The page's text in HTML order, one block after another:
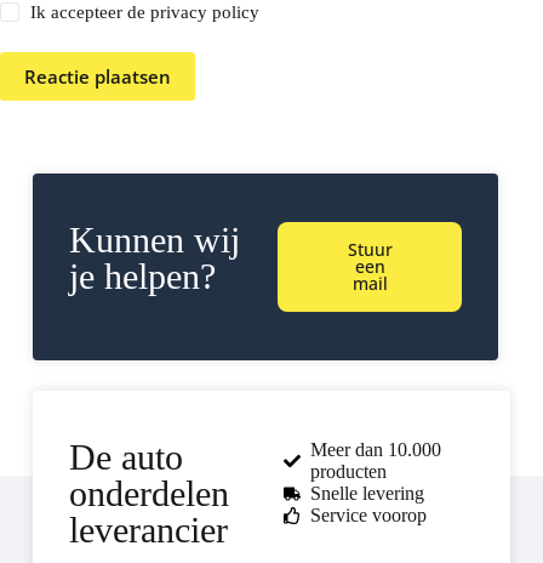
Ik accepteer de privacy policy
Reactie plaatsen
Kunnen wij
je helpen?
Stuur
een
mail
De auto
onderdelen
leverancier
Meer dan 10.000
producten
Snelle levering
Service voorop